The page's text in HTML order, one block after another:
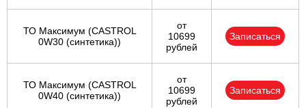
ТО Максимум (CASTROL
0W30 (синтетика))
от
10699
рублей
Записаться
ТО Максимум (CASTROL
0W40 (синтетика))
от
10699
рублей
Записаться